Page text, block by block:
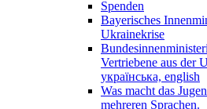
Spenden
Bayerisches
Ukrainekrise
Vertriebene aus der
українська, english
Was macht das
mehreren Sprachen.